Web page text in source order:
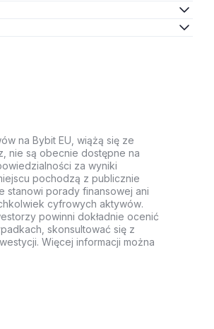
na Bybit EU, wiążą się ze
nie są obecnie dostępne na
za wyniki
pochodzą z publicznie
stanowi porady finansowej ani
cyfrowych aktywów.
powinni dokładnie ocenić
skonsultować się z
Więcej informacji można